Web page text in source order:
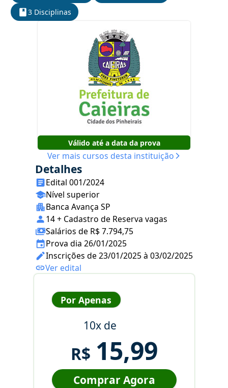
3 Disciplinas
Válido até a data da prova
Ver mais cursos desta instituição
Detalhes
Edital 001/2024
Nível superior
Banca Avança SP
14 + Cadastro de Reserva vagas
Salários de R$ 7.794,75
Prova dia 26/01/2025
Inscrições de 23/01/2025 à 03/02/2025
Ver edital
Por Apenas
10x de
R$ 15,99
Comprar Agora